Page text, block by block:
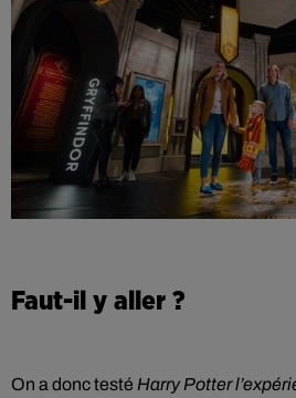
Faut-il y aller ?
On a donc testé Harry Potter